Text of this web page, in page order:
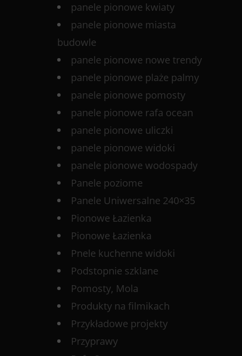
panele pionowe kwiaty
panele pionowe miasta
budowle
panele pionowe nowe trendy
panele pionowe plaże palmy
panele pionowe pomosty
panele pionowe rafa ocean
panele pionowe uliczki
panele pionowe widoki
panele pionowe wodospady
Panele poziome
Panele Uniwersalne 240×35
Pionowe Łazienka
Pionowe Łazienka
Pnele kuchenne widoki
Podstopnie szklane
Pomosty, Mola
Produkty na filmikach
Przykładowe projekty
Przyprawy